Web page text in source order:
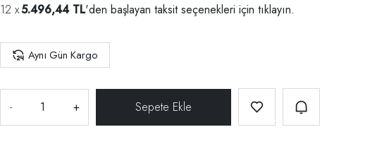
5.496,44 TL'den başlayan taksit seçenekleri için tıklayın.
Aynı Gün Kargo
- +